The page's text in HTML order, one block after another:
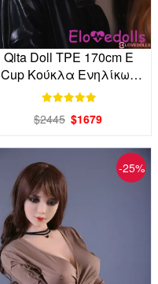
Qita Doll TPE 170cm E
Cup Κούκλα Ενηλίκων
Εργοστάσιο Άμεση
$2445 $1679
-25%